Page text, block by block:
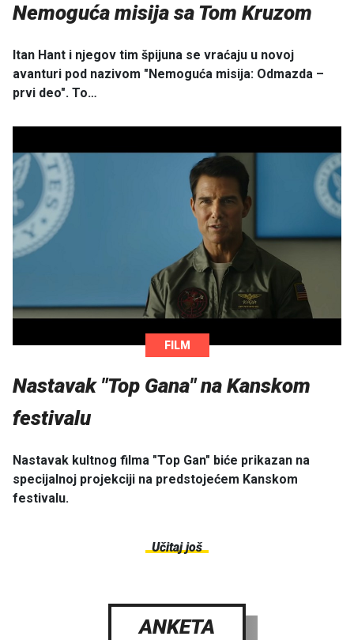
Nemoguća misija sa Tom Kruzom
Itan Hant i njegov tim špijuna se vraćaju u novoj
avanturi pod nazivom "Nemoguća misija: Odmazda –
prvi deo". To…
FILM
Nastavak "Top Gana" na Kanskom
festivalu
Nastavak kultnog filma "Top Gan" biće prikazan na
specijalnoj projekciji na predstojećem Kanskom
festivalu.
Učitaj još
ANKETA